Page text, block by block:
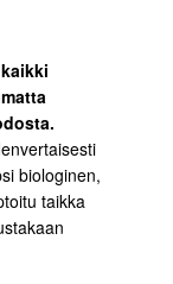
biologinen,
taikka